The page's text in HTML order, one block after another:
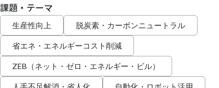
課題・テーマ
生産性向上 脱炭素・カーボンニュートラル
省エネ・エネルギーコスト削減
ZEB（ネット・ゼロ・エネルギー・ビル）